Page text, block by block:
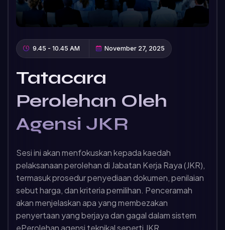
9.45 - 10.45 AM November 27, 2025
Tatacara
Perolehan Oleh
Agensi JKR
Sesi ini akan menfokuskan kepada kaedah
pelaksanaan perolehan di Jabatan Kerja Raya (JKR),
termasuk prosedur penyediaan dokumen, penilaian
sebut harga, dan kriteria pemilihan. Penceramah
akan menjelaskan apa yang membezakan
penyertaan yang berjaya dan gagal dalam sistem
ePerolehan agensi teknikal seperti JKR.